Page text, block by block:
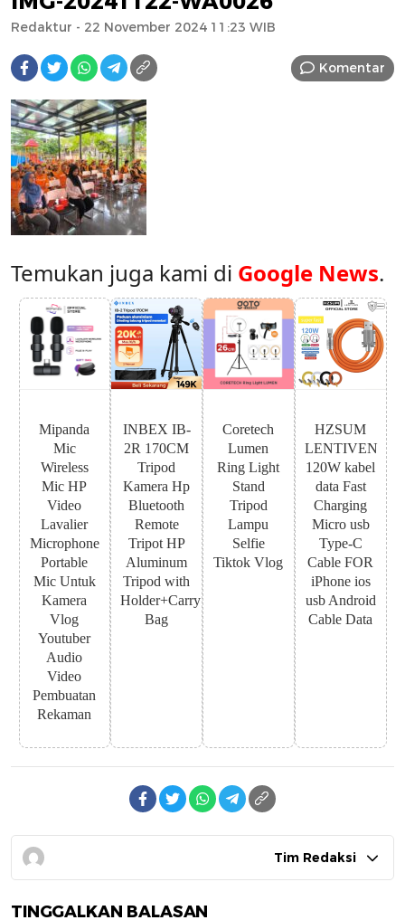
Redaktur - 22 November 2024 11:23 WIB
Komentar
Temukan juga kami di Google News.
Mipanda
Mic
Wireless
Mic HP
Video
Lavalier
Microphone
Portable
Mic Untuk
Kamera
Vlog
Youtuber
Audio
Video
Pembuatan
Rekaman
INBEX IB-
2R 170CM
Tripod
Kamera Hp
Bluetooth
Remote
Tripot HP
Aluminum
Tripod with
Holder+Carry
Bag
Coretech
Lumen
Ring Light
Stand
Tripod
Lampu
Selfie
Tiktok Vlog
HZSUM
LENTIVEN
120W kabel
data Fast
Charging
Micro usb
Type-C
Cable FOR
iPhone ios
usb Android
Cable Data
Tim Redaksi
TINGGALKAN BALASAN